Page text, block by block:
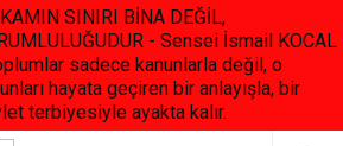
SINIRI BİNA DEĞİL,
- Sensei İsmail KOCAL
sadece kanunlarla değil, o
hayata geçiren bir anlayışla, bir
terbiyesiyle ayakta kalır.